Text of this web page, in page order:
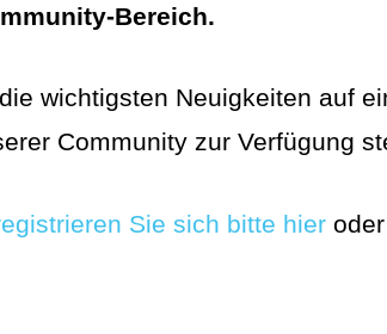
Bereich.
wichtigsten Neuigkeiten auf
Community zur Verfügung
Sie sich bitte hieroder